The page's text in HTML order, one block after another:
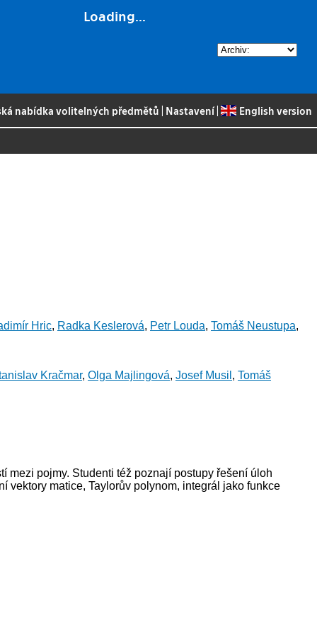
Loading...
nabídka volitelných předmětů Nastavení| English version
Hric, Radka Keslerová, Petr Louda, Tomáš Neustupa,
Kračmar, Olga Majlingová, Josef Musil , Tomáš
mezi pojmy. Studenti též poznají postupy řešení úloh
vektory matice, Taylorův polynom, integrál jako funkce